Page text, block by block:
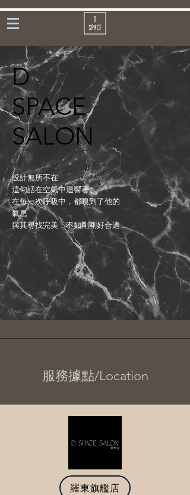
D
SPACE
SALON
設計無所不在
這句話在空氣中迴響著
在每一次呼吸中，都嗅到了他的
氣息
與其尋找完美，不如剛剛好合適
​服務據點/Location
羅東旗艦店